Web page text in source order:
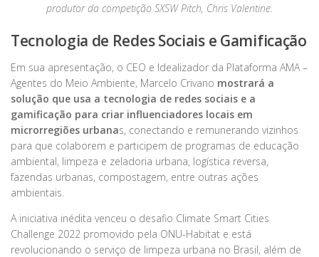
produtor da competição SXSW Pitch, Chris Valentine.
Tecnologia de Redes Sociais e Gamificação
Em sua apresentação, o CEO e Idealizador da Plataforma AMA –
Agentes do Meio Ambiente, Marcelo Crivano mostrará a
solução que usa a tecnologia de redes sociais e a
gamificação para criar influenciadores locais em
microrregiões urbanas, conectando e remunerando vizinhos
para que colaborem e participem de programas de educação
ambiental, limpeza e zeladoria urbana, logística reversa,
fazendas urbanas, compostagem, entre outras ações
ambientais.
A iniciativa inédita venceu o desafio Climate Smart Cities
Challenge 2022 promovido pela ONU-Habitat e está
revolucionando o serviço de limpeza urbana no Brasil, além de